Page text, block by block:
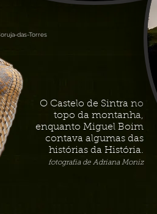
O Castelo de Sintra no
topo da montanha,
enquanto Miguel Boim
contava algumas das
histórias da História.
fotografia de Adriana Moniz
das-Torres